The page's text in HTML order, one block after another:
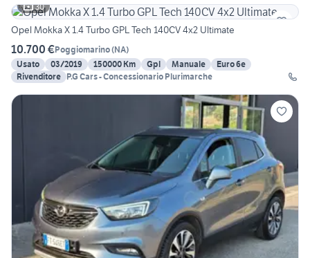
30
Opel Mokka X 1.4 Turbo GPL Tech 140CV 4x2 Ultimate
10.700 €Poggiomarino(NA)
Usato
03/2019 150000 Km Gpl Manuale
Euro 6e
Rivenditore P.G Cars - Concessionario Plurimarche